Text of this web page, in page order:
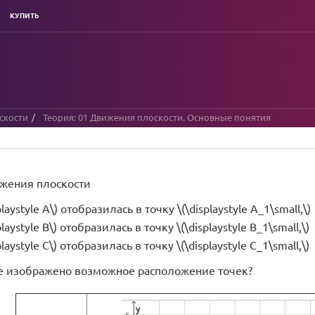
КУПИТЬ
Теория: 01 Движения плоскости. Основные понятия
плоскости
A\) отобразилась в точку \(\displaystyle A_1\small,\)
B\) отобразилась в точку \(\displaystyle B_1\small,\)
C\) отобразилась в точку \(\displaystyle C_1\small,\)
изображено возможное расположение точек?